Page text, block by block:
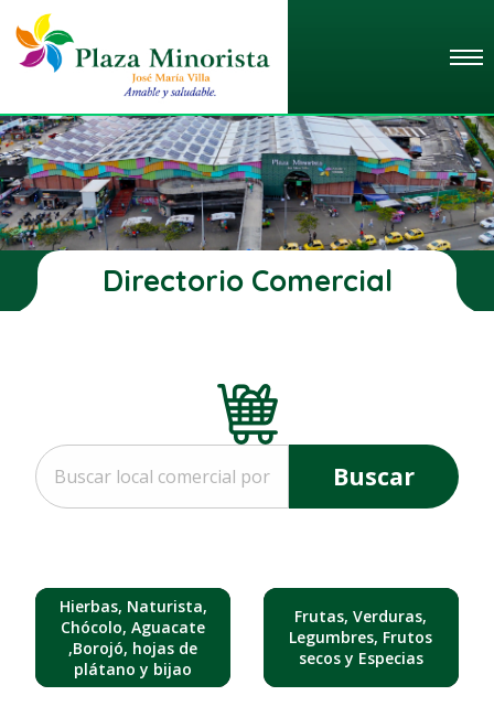
Directorio Comercial
Buscar
Hierbas, Naturista,
Chócolo, Aguacate
,Borojó, hojas de
plátano y bijao
Frutas, Verduras,
Legumbres, Frutos
secos y Especias